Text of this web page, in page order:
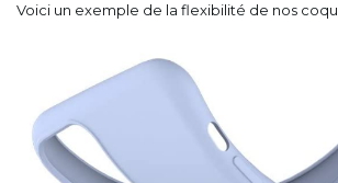
Voici un exemple de la flexibilité de nos